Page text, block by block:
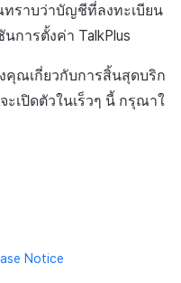
ราบว่าบัญชีที่ลงทะเบียน
การตั้งค่า TalkPlus
ณเกี่ยวกับการสิ้นสุดบริก
ะเปิดตัวในเร็วๆ นี้ กรุณาใ
Notice